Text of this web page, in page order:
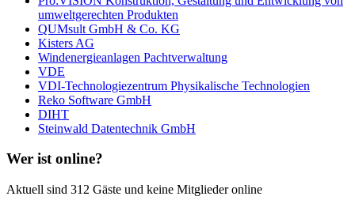
umweltgerechten Produkten
QUMsult GmbH & Co. KG
Kisters AG
Windenergieanlagen Pachtverwaltung
VDE
VDI-Technologiezentrum Physikalische Technologien
Reko Software GmbH
DIHT
Steinwald Datentechnik GmbH
Wer ist online?
Aktuell sind 312 Gäste und keine Mitglieder online